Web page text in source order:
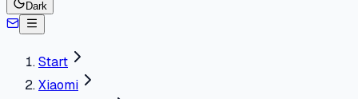
Dark
Start
Xiaomi